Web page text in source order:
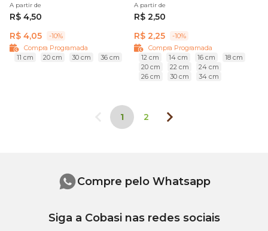
A partir de
R$ 4,50
R$ 4,05
-10%
Compra Programada
11 cm
20 cm 30 cm 36 cm
A partir de
R$ 2,50
R$ 2,25
-10%
Compra Programada
12 cm
14 cm 16 cm
18 cm
20 cm
22 cm
24 cm
26 cm
30 cm 34 cm
1 2
Compre pelo Whatsapp
Siga a Cobasi nas redes sociais